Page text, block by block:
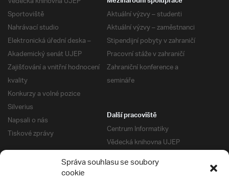
Správa souhlasu se soubory
cookie
Sportoviště
Nahrávací studio
Elektronická úřední deska –
Akademický senát UJEP
Zajišťování a vnitřní hodnocení
kvality
Konkurzy a volné pozice
Silverius
Napsali o nás
Tiskové zprávy
Aktuální výzvy – studenti
Aktuální výzvy – zaměstnanci
Stipendijní pobyty v zahraničí
Pracovní stáže v zahraničí
Zahraniční konference a
semináře
Další pracoviště
Centrum Informatiky
Vědecká knihovna UJEP
Správa kolejí a menz
Univerzitní centrum podpory